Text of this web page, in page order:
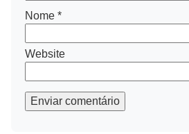
Nome *
Website
Enviar comentário